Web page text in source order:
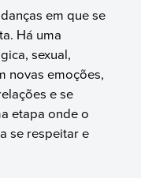
em que se
Há uma
sexual,
novas emoções,
e se
etapa onde o
se respeitar e